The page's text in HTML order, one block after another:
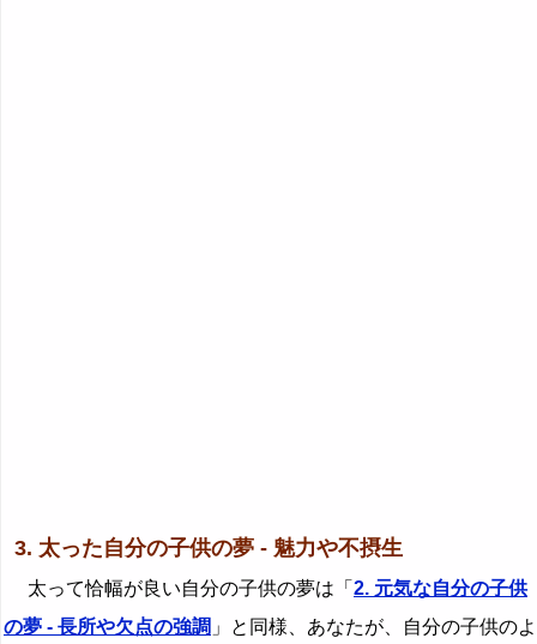
3. 太った自分の子供の夢 - 魅力や不摂生
太って恰幅が良い自分の子供の夢は「 2. 元気な自分の子供
の夢 - 長所や欠点の強調 」と同様、あなたが、自分の子供のよ